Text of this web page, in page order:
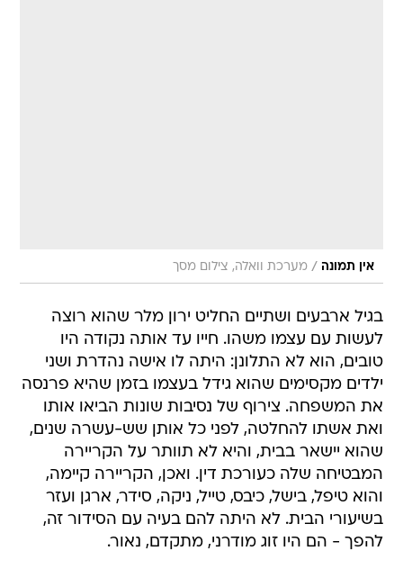
אין תמונה / מערכת וואלה, צילום מסך
בגיל ארבעים ושתיים החליט ירון מלר שהוא רוצה
לעשות עם עצמו משהו. חייו עד אותה נקודה היו
טובים, הוא לא התלונן: היתה לו אישה נהדרת ושני
ילדים מקסימים שהוא גידל בעצמו בזמן שהיא פרנסה
את המשפחה. צירוף של נסיבות שונות הביאו אותו
ואת אשתו להחלטה, לפני כל אותן שש-עשרה שנים,
שהוא יישאר בבית, והיא לא תוותר על הקריירה
המבטיחה שלה כעורכת דין. ואכן, הקריירה קיימה,
והוא טיפל, בישל, כיבס, טייל, ניקה, סידר, ארגן ועזר
בשיעורי הבית. לא היתה להם בעיה עם הסידור זה,
להפך - הם היו זוג מודרני, מתקדם, נאור.